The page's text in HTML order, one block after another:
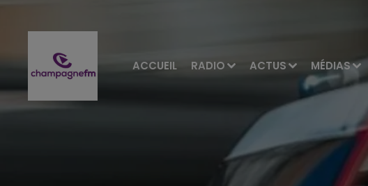
ACCUEIL RADIO ACTUS MÉDIAS